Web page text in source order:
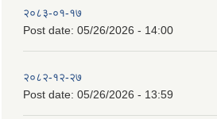
२०८३-०१-१७
Post date: 05/26/2026 - 14:00
२०८२-१२-२७
Post date: 05/26/2026 - 13:59